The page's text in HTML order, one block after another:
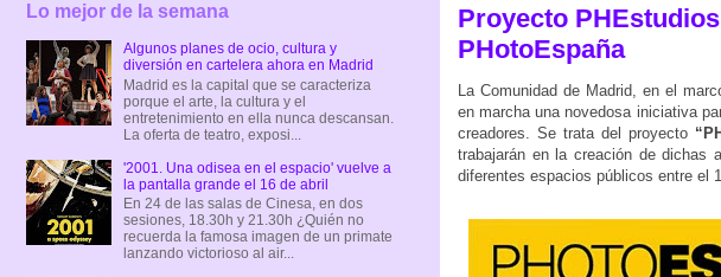
Proyecto
PHotoEspaña
La Comunidad de Madrid, en el
en marcha una novedosa iniciativa
creadores. Se trata del proyecto
trabajarán en la creación de dichas
diferentes espacios públicos entre el
Lo mejor de la semana
Algunos planes de ocio, cultura y
diversión en cartelera ahora en Madrid
Madrid es la capital que se caracteriza
porque el arte, la cultura y el
entretenimiento en ella nunca descansan.
La oferta de teatro, exposi...
'2001. Una odisea en el espacio' vuelve a
la pantalla grande el 16 de abril
En 24 de las salas de Cinesa, en dos
sesiones, 18.30h y 21.30h ¿Quién no
recuerda la famosa imagen de un primate
lanzando victorioso al air...